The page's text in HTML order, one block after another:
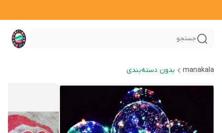
جستجو
manakala بدون دسته‌بندی